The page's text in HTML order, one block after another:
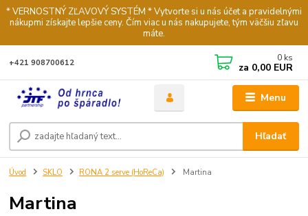
* VERNOSTNÝ ZĽAVOVÝ SYSTÉM * Vytvorte si u nás účet a pravidelnými
nákupmi získajte lepšie ceny. Čím viac u nás nakupujete, tým väčšiu zľavu
máte.
Menu
Hľadať
+421 908700612 0 ks
za 0,00 EUR
Úvod SKLO RONA 2 serve (HoReCa) Martina
Martina